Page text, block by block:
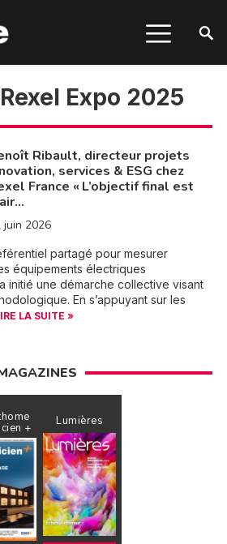
Rexel Expo 2025
Ribault, directeur projets
services & ESG chez
France « L’objectif final est
juin 2026
partagé pour mesurer
équipements électriques
initié une démarche collective visant
En s’appuyant sur les
LA SUITE »
+ Lumières